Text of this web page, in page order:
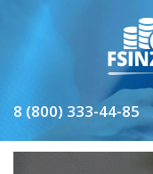
8 (800) 333-44-85